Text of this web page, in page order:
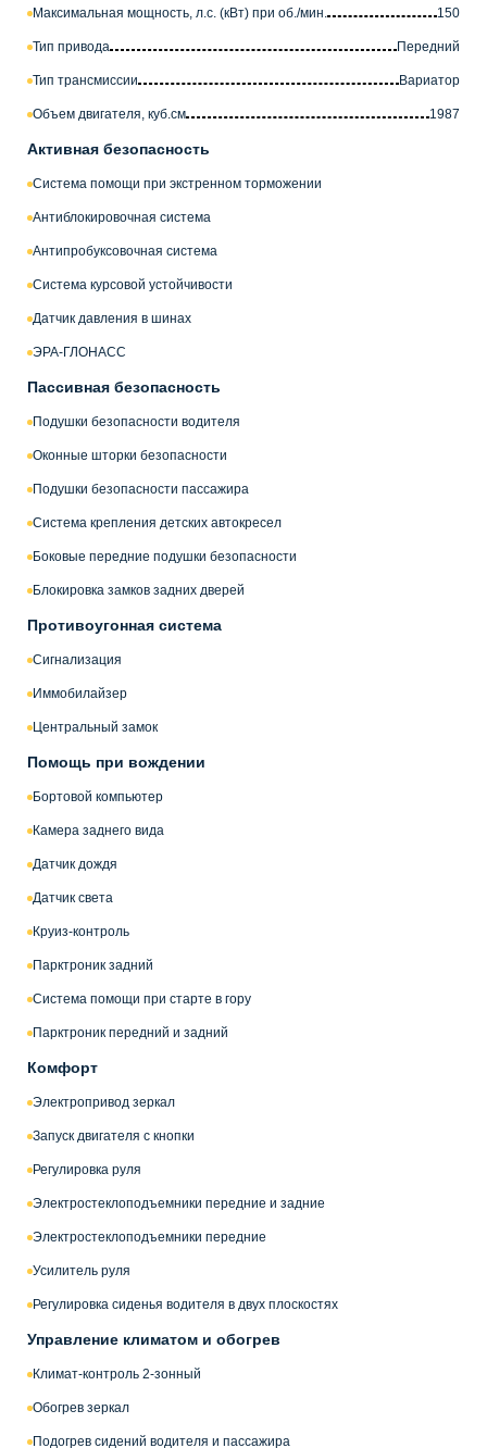
Максимальная мощность, л.с. (кВт) при об./мин. 150
Тип привода Передний
Тип трансмиссии Вариатор
Объем двигателя, куб.см 1987
Активная безопасность
Система помощи при экстренном торможении
Антиблокировочная система
Антипробуксовочная система
Система курсовой устойчивости
Датчик давления в шинах
ЭРА-ГЛОНАСС
Пассивная безопасность
Подушки безопасности водителя
Оконные шторки безопасности
Подушки безопасности пассажира
Система крепления детских автокресел
Боковые передние подушки безопасности
Блокировка замков задних дверей
Противоугонная система
Сигнализация
Иммобилайзер
Центральный замок
Помощь при вождении
Бортовой компьютер
Камера заднего вида
Датчик дождя
Датчик света
Круиз-контроль
Парктроник задний
Система помощи при старте в гору
Парктроник передний и задний
Комфорт
Электропривод зеркал
Запуск двигателя с кнопки
Регулировка руля
Электростеклоподъемники передние и задние
Электростеклоподъемники передние
Усилитель руля
Регулировка сиденья водителя в двух плоскостях
Управление климатом и обогрев
Климат-контроль 2-зонный
Обогрев зеркал
Подогрев сидений водителя и пассажира